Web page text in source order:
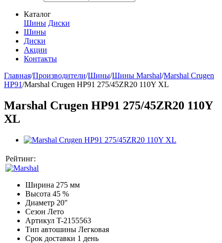
Каталог
Шины Диски
Шины
Диски
Акции
Контакты
Главная/Производители/Шины/Шины Marshal/Marshal Crugen
HP91/Marshal Crugen HP91 275/45ZR20 110Y XL
Marshal Crugen HP91 275/45ZR20 110Y
XL
Рейтинг:
Ширина 275 мм
Высота 45 %
Диаметр 20″
Сезон Лето
Артикул T-2155563
Тип автошины Легковая
Срок доставки 1 день